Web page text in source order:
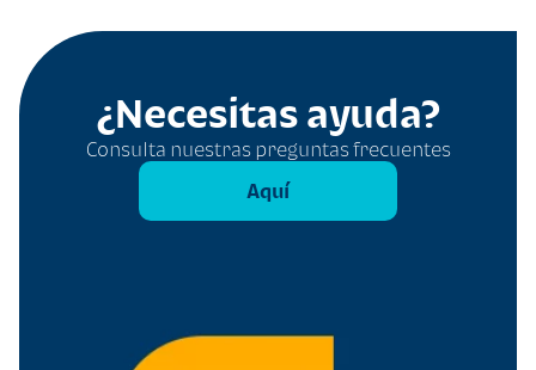
¿Necesitas ayuda?
Consulta nuestras preguntas frecuentes
Aquí